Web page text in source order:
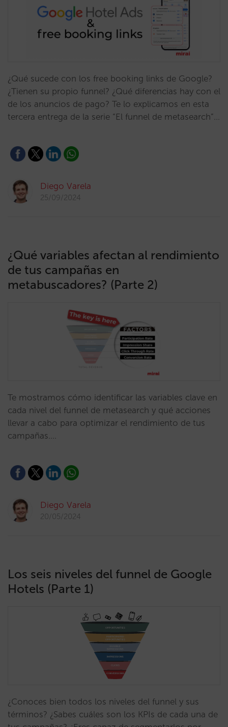
¿Qué sucede con los free booking links de Google?
¿Tienen su propio funnel? ¿Qué diferencias hay con el
de los anuncios de pago? Te lo explicamos en esta
tercera entrega de la serie “El funnel de metasearch”…
Diego Varela
25/09/2024
¿Qué variables afectan al rendimiento
de tus campañas en
metabuscadores? (Parte 2)
Te mostramos cómo identificar las variables clave en
cada nivel del funnel de metasearch y qué acciones
llevar a cabo para optimizar el rendimiento de tus
campañas.…
Diego Varela
20/05/2024
Los seis niveles del funnel de Google
Hotels (Parte 1)
¿Conoces bien todos los niveles del funnel y sus
términos? ¿Sabes cuáles son los KPIs de cada una de